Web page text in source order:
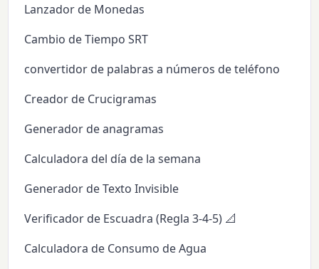
Lanzador de Monedas
Cambio de Tiempo SRT
convertidor de palabras a números de teléfono
Creador de Crucigramas
Generador de anagramas
Calculadora del día de la semana
Generador de Texto Invisible
Verificador de Escuadra (Regla 3-4-5) 📐
Calculadora de Consumo de Agua